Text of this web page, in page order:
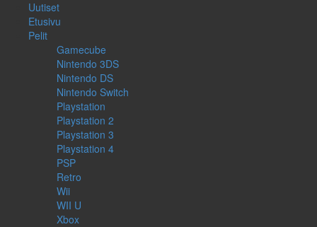
Uutiset
Etusivu
Pelit
Gamecube
Nintendo 3DS
Nintendo DS
Nintendo Switch
Playstation
Playstation 2
Playstation 3
Playstation 4
PSP
Retro
Wii
WII U
Xbox